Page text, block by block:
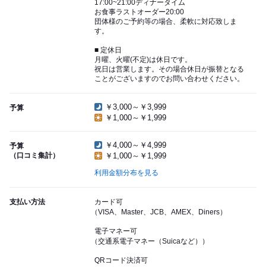
17:00~21:00ディナータイム
お食事ラストオーダー20:00
団体様のご予約等の場合、柔軟に対応致しま
す。
■ 定休日
月曜、火曜(不定)は休日です。
祝日は営業します。その場合休日が振替となる
ことがございますのでお問い合わせください。
予算
￥3,000～￥3,999
￥1,000～￥1,999
予算
（口コミ集計）
￥4,000～￥4,999
￥1,000～￥1,999
利用金額分布を見る
支払い方法
カード可
（VISA、Master、JCB、AMEX、Diners）
電子マネー可
（交通系電子マネー（Suicaなど））
QRコード決済可